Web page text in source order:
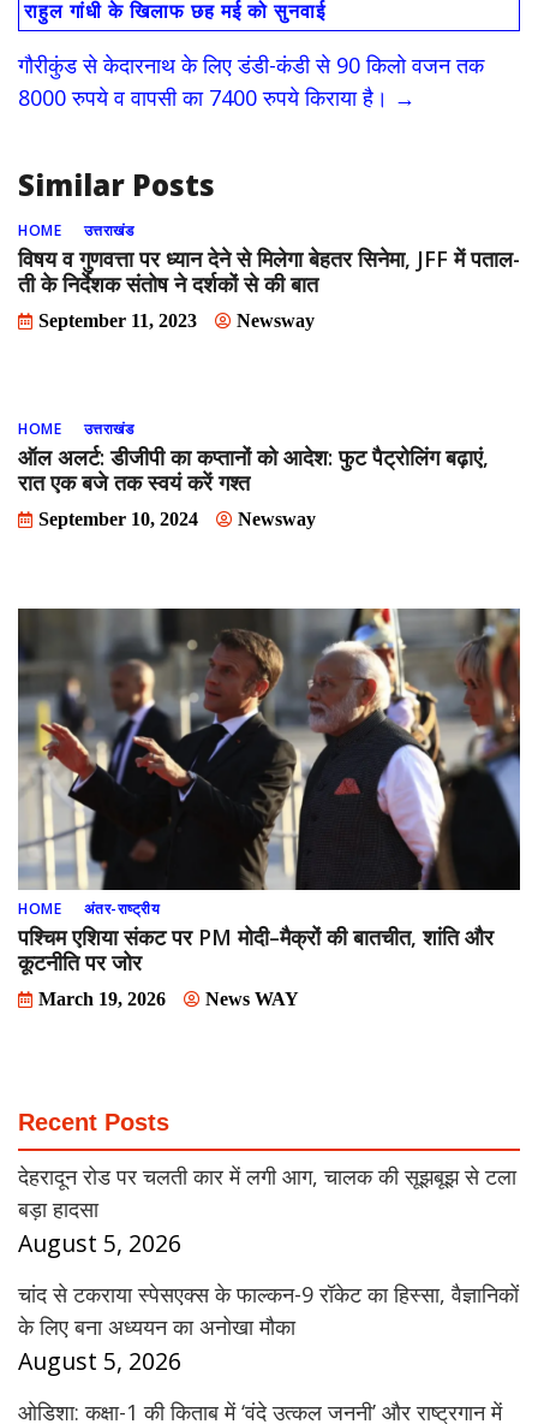
o
o
k
o
n
राहुल गांधी के खिलाफ छह मई को सुनवाई
गौरीकुंड से केदारनाथ के लिए डंडी-कंडी से 90 किलो वजन तक
8000 रुपये व वापसी का 7400 रुपये किराया है। →
Similar Posts
HOME उत्तराखंड
विषय व गुणवत्ता पर ध्यान देने से मिलेगा बेहतर सिनेमा, JFF में पताल-
ती के निर्देशक संतोष ने दर्शकों से की बात
September 11, 2023 Newsway
HOME उत्तराखंड
ऑल अलर्ट: डीजीपी का कप्तानों को आदेश: फुट पैट्रोलिंग बढ़ाएं,
रात एक बजे तक स्वयं करें गश्त
September 10, 2024 Newsway
HOME अंतर-राष्ट्रीय
पश्चिम एशिया संकट पर PM मोदी–मैक्रों की बातचीत, शांति और
कूटनीति पर जोर
March 19, 2026 News WAY
Recent Posts
देहरादून रोड पर चलती कार में लगी आग, चालक की सूझबूझ से टला
बड़ा हादसा
August 5, 2026
चांद से टकराया स्पेसएक्स के फाल्कन-9 रॉकेट का हिस्सा, वैज्ञानिकों
के लिए बना अध्ययन का अनोखा मौका
August 5, 2026
ओडिशा: कक्षा-1 की किताब में ‘वंदे उत्कल जननी’ और राष्ट्रगान में